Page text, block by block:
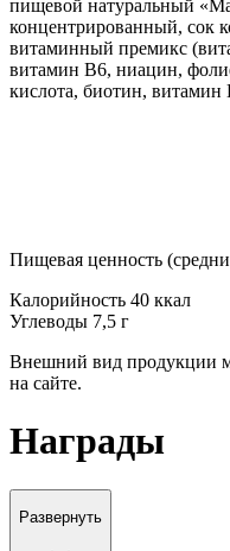
пищевой натуральный
концентрированный, сок
витаминный премикс
витамин В6, ниацин,
кислота, биотин,
Пищевая ценность
Калорийность 40 ккал
Углеводы 7,5 г
Внешний вид продукции
на сайте.
Награды
Развернуть